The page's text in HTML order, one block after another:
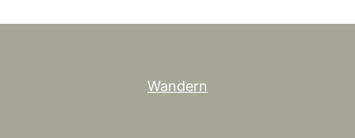
Wandern